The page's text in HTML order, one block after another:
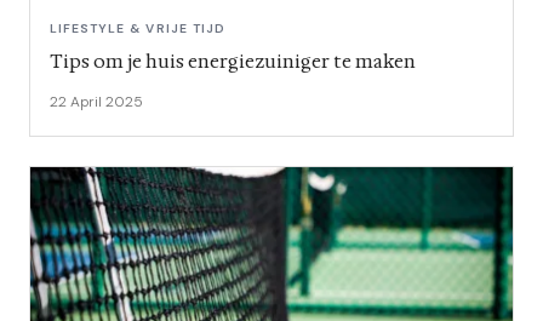
LIFESTYLE & VRIJE TIJD
Tips om je huis energiezuiniger te maken
22 April 2025